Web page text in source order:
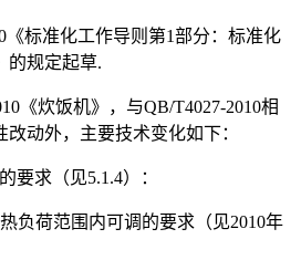
《标准化工作导则第1部分：标准化
的规定起草.
《炊饭机》，与QB/T4027-2010相
动外，主要技术变化如下：
要求（见5.1.4）：
负荷范围内可调的要求（见2010年